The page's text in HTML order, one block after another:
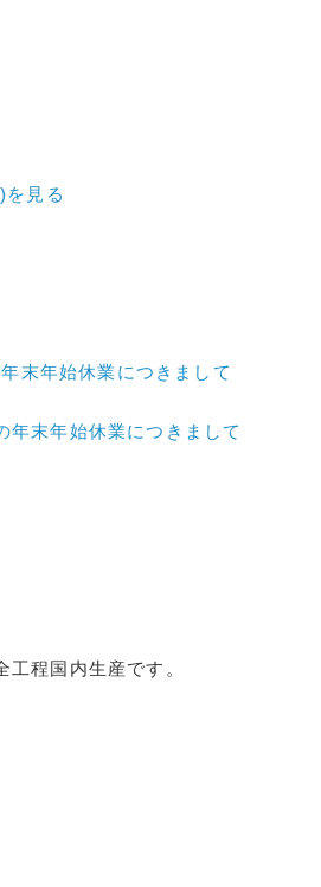
を見る
末年始休業につきまして
年末年始休業につきまして
工程国内生産です。